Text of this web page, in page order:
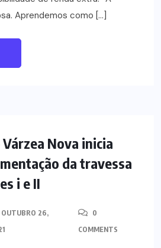
Aprendemos como […]
NOTÍCIAS
Nova inicia
da travessa
i e II
OUTUBRO 26,
0
COMMENTS